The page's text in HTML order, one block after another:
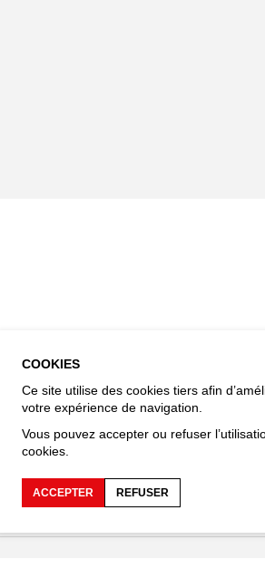
COOKIES
Ce site utilise des cookies tiers afin
votre expérience de navigation.
Vous pouvez accepter ou refuser
cookies.
ACCEPTER REFUSER